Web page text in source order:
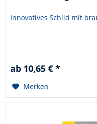
Innovatives Schild mit
ab 10,65 € *
Merken